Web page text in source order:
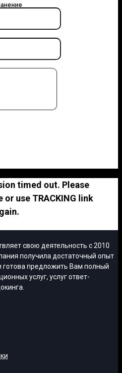
timed out. Please
use TRACKING link
свою деятельность с 2010
получила достаточный опыт
готова предложить Вам полный
услуг, услуг ответ-